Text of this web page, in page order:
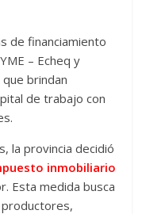
de financiamiento
– Echeq y
brindan
de trabajo con
la provincia decidió
inmobiliario
Esta medida busca